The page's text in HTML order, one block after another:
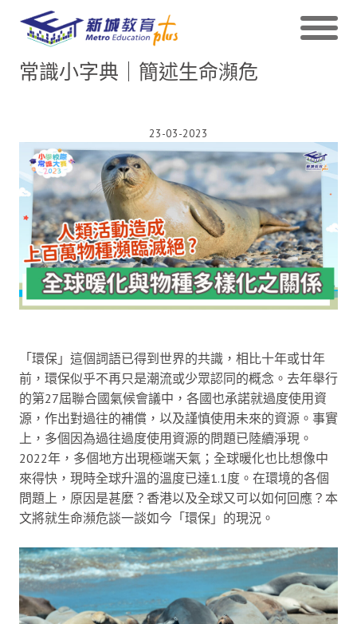
常識小字典｜簡述生命瀕危
23-03-2023
「環保」這個詞語已得到世界的共識，相比十年或廿年
前，環保似乎不再只是潮流或少眾認同的概念。去年舉行
的第27屆聯合國氣候會議中，各國也承諾就過度使用資
源，作出對過往的補償，以及謹慎使用未來的資源。事實
上，多個因為過往過度使用資源的問題已陸續淨現。
2022年，多個地方出現極端天氣；全球暖化也比想像中
來得快，現時全球升溫的溫度已達1.1度。在環境的各個
問題上，原因是甚麼？香港以及全球又可以如何回應？本
文將就生命瀕危談一談如今「環保」的現況。